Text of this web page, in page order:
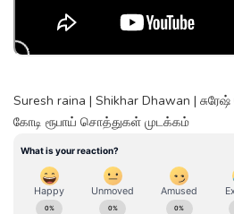
Suresh raina | Shikhar Dhawan |
கோடி ரூபாய் சொத்துகள் முடக்கம்